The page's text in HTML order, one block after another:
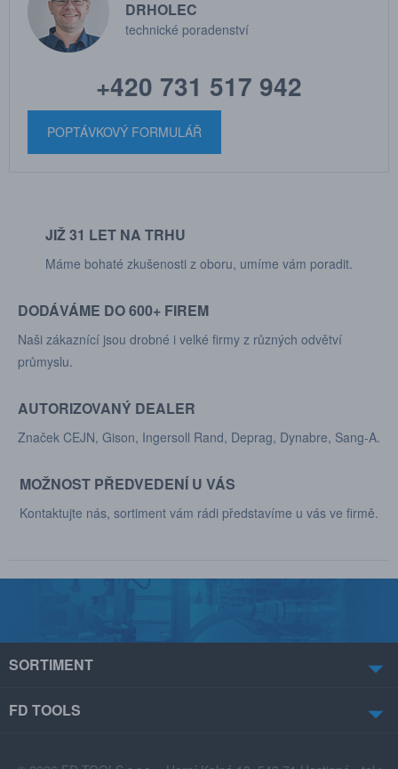
DRHOLEC
technické poradenství
+420 731 517 942
POPTÁVKOVÝ FORMULÁŘ
JIŽ 31 LET NA TRHU
Máme bohaté zkušenosti z oboru, umíme vám poradit.
DODÁVÁME DO 600+ FIREM
Naši zákaznící jsou drobné i velké firmy z různých odvětví
průmyslu.
AUTORIZOVANÝ DEALER
Značek CEJN, Gison, Ingersoll Rand, Deprag, Dynabre, Sang-A.
MOŽNOST PŘEDVEDENÍ U VÁS
Kontaktujte nás, sortiment vám rádi představíme u vás ve firmě.
SORTIMENT
FD TOOLS